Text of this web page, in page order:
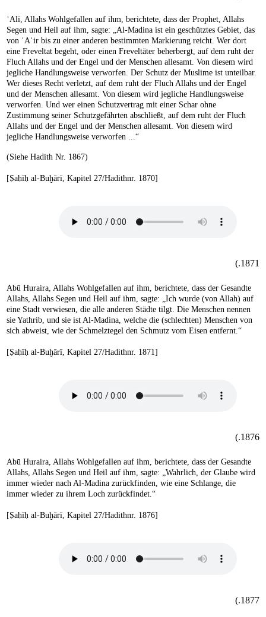
ʿAlī, Allahs Wohlgefallen auf ihm, berichtete, dass der Prophet, Allahs
Segen und Heil auf ihm, sagte: „Al-Madina ist ein geschütztes Gebiet, das
von ʿAʾir bis zu einer anderen bestimmten Markierung reicht. Wer dort
eine Freveltat begeht, oder einen Freveltäter beherbergt, auf dem ruht der
Fluch Allahs und der Engel und der Menschen allesamt. Von diesem wird
jegliche Handlungsweise verworfen. Der Schutz der Muslime ist unteilbar.
Wer dieses Recht verletzt, auf dem ruht der Fluch Allahs und der Engel
und der Menschen allesamt. Von diesem wird jegliche Handlungsweise
verworfen. Und wer einen Schutzvertrag mit einer Schar ohne
Zustimmung seiner Schutzgefährten abschließt, auf dem ruht der Fluch
Allahs und der Engel und der Menschen allesamt. Von diesem wird
jegliche Handlungsweise verworfen ...“
(Siehe Hadith Nr. 1867)
[Ṣaḥīḥ al-Buḫārī, Kapitel 27/Hadithnr. 1870]
1871.)
Abū Huraira, Allahs Wohlgefallen auf ihm, berichtete, dass der Gesandte
Allahs, Allahs Segen und Heil auf ihm, sagte: „Ich wurde (von Allah) auf
eine Stadt verwiesen, die alle anderen Städte tilgt. Die Menschen nennen
sie Yathrib, und sie ist Al-Madina, welche die (schlechten) Menschen von
sich abweist, wie der Schmelztegel den Schmutz vom Eisen entfernt.“
[Ṣaḥīḥ al-Buḫārī, Kapitel 27/Hadithnr. 1871]
1876.)
Abū Huraira, Allahs Wohlgefallen auf ihm, berichtete, dass der Gesandte
Allahs, Allahs Segen und Heil auf ihm, sagte: „Wahrlich, der Glaube wird
immer wieder nach Al-Madina zurückfinden, wie eine Schlange, die
immer wieder zu ihrem Loch zurückfindet.“
[Ṣaḥīḥ al-Buḫārī, Kapitel 27/Hadithnr. 1876]
1877.)